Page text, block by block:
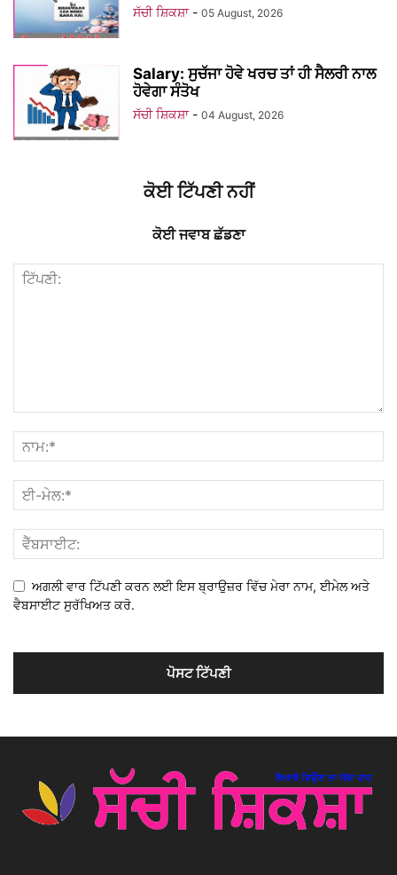
ਸੱਚੀ ਸ਼ਿਕਸ਼ਾ - 05 August, 2026
Salary: ਸੁਚੱਜਾ ਹੋਵੇ ਖਰਚ ਤਾਂ ਹੀ ਸੈਲਰੀ ਨਾਲ
ਹੋਵੇਗਾ ਸੰਤੋਖ
ਸੱਚੀ ਸ਼ਿਕਸ਼ਾ - 04 August, 2026
ਕੋਈ ਟਿੱਪਣੀ ਨਹੀਂ
ਕੋਈ ਜਵਾਬ ਛੱਡਣਾ
ਅਗਲੀ ਵਾਰ ਟਿੱਪਣੀ ਕਰਨ ਲਈ ਇਸ ਬ੍ਰਾਉਜ਼ਰ ਵਿੱਚ ਮੇਰਾ ਨਾਮ, ਈਮੇਲ ਅਤੇ
ਵੈਬਸਾਈਟ ਸੁਰੱਖਿਅਤ ਕਰੋ.